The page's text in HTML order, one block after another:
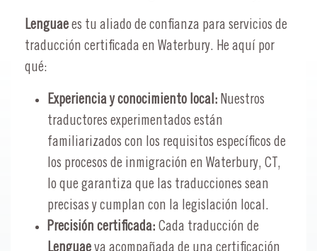
Lenguae es tu aliado de confianza para servicios de
traducción certificada en Waterbury. He aquí por
qué:
Experiencia y conocimiento local: Nuestros
traductores experimentados están
familiarizados con los requisitos específicos de
los procesos de inmigración en Waterbury, CT,
lo que garantiza que las traducciones sean
precisas y cumplan con la legislación local.
Precisión certificada: Cada traducción de
Lenguae va acompañada de una certificación